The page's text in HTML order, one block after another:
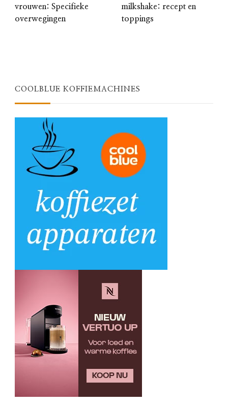
vrouwen: Specifieke
overwegingen
milkshake: recept en
toppings
COOLBLUE KOFFIEMACHINES